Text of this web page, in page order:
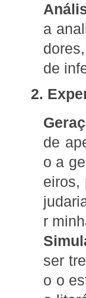
a
de
2.
de
o a
eiros,
r
ser
o o